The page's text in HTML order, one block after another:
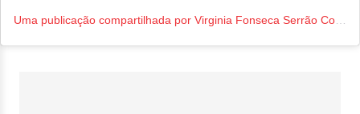
Uma publicação compartilhada por Virginia Fonseca Serrão Costa (@virginia)